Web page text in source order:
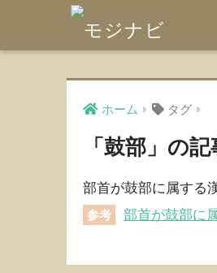
ホーム タグ
「鼓部」の
部首が鼓部に属する
参考 部首が鼓部に